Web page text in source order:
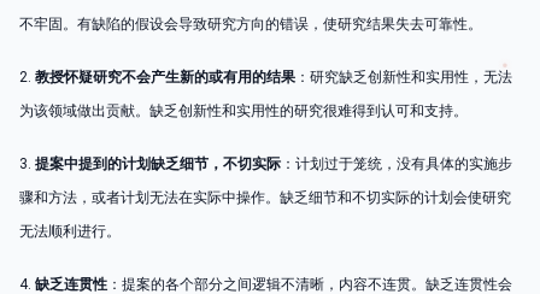
不牢固。有缺陷的假设会导致研究方向的错误，使研究结果失去可靠性。
2. 教授怀疑研究不会产生新的或有用的结果 ：研究缺乏创新性和实用性，无法
为该领域做出贡献。缺乏创新性和实用性的研究很难得到认可和支持。
3. 提案中提到的计划缺乏细节，不切实际 ：计划过于笼统，没有具体的实施步
骤和方法，或者计划无法在实际中操作。缺乏细节和不切实际的计划会使研究
无法顺利进行。
4. 缺乏连贯性 ：提案的各个部分之间逻辑不清晰，内容不连贯。缺乏连贯性会